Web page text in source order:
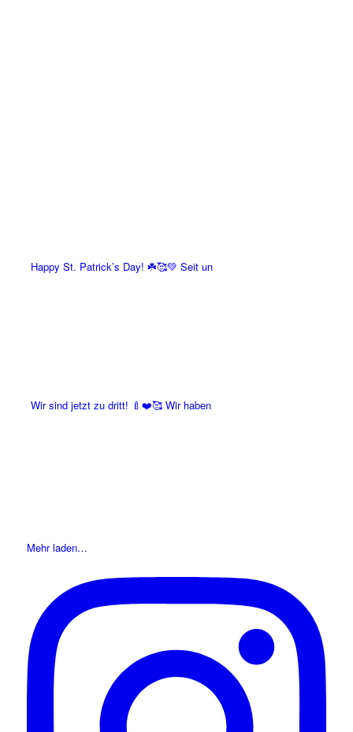
Happy St. Patrick’s Day! ☘️🥰💚 Seit un
Wir sind jetzt zu dritt! 🍼❤️🥰 Wir haben
Mehr laden…